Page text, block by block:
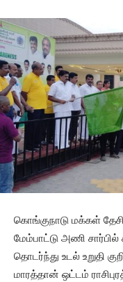
கொங்குநாடு மக்கள்
மேம்பாட்டு அணி
தொடர்ந்து உடல் உறுதி
மாரத்தான் ஒட்டம்